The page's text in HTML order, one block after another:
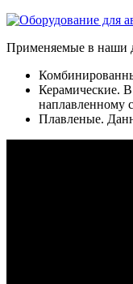
Применяемые в наши
Керамические.
наплавленному
Плавленые.